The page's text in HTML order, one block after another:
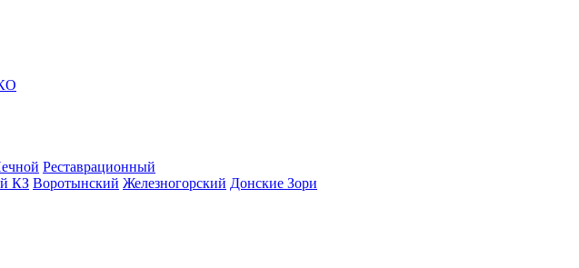
Реставрационный
КЗ Воротынский Железногорский Донские Зори